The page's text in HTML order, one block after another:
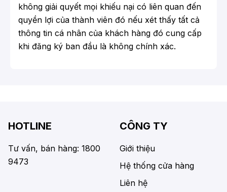
không giải quyết mọi khiếu nại có liên quan đến
quyền lợi của thành viên đó nếu xét thấy tất cả
thông tin cá nhân của khách hàng đó cung cấp
khi đăng ký ban đầu là không chính xác.
HOTLINE
Tư vấn, bán hàng: 1800
9473
CÔNG TY
Giới thiệu
Hệ thống cửa hàng
Liên hệ